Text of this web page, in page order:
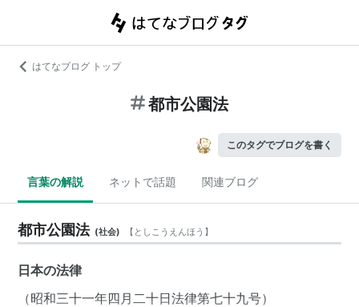
はてなブログ トップ
都市公園法
このタグでブログを書く
言葉の解説 ネットで話題 関連ブログ
都市公園法 (社会) 【 としこうえんほう 】
日本の法律
（昭和三十一年四月二十日法律第七十九号）